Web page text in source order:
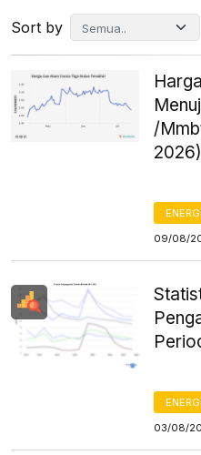
Sort by
/
2026)
ENERGI
09/08/
ENERGI
03/08/